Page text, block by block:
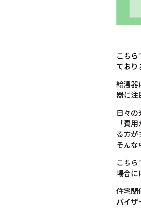
こちら
ており
給湯器
器に注
日々
「費
る方が
そんな
こち
場合に
住宅関
バイザ